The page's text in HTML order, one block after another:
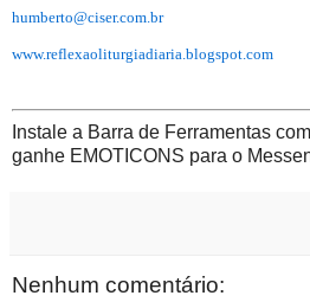
humberto@ciser.com.br
www.reflexaoliturgiadiaria.blogspot.com
Instale a Barra de Ferramentas
ganhe EMOTICONS para o
Nenhum comentário: